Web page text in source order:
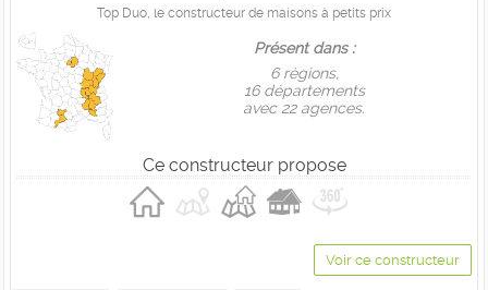
Top Duo, le constructeur de maisons à petits prix
Présent dans :
6 règions,
16 départements
avec 22 agences.
Ce constructeur propose
Voir ce constructeur